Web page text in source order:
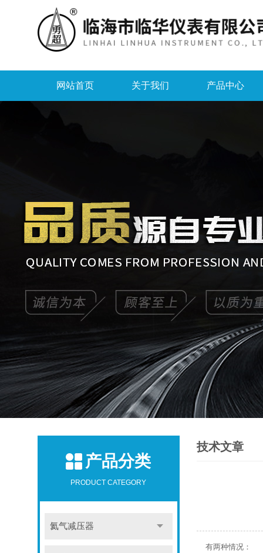
网站首页 关于我们 产品中心
产品分类
PRODUCT CATEGORY
氦气减压器
技术文章
有两种情况：